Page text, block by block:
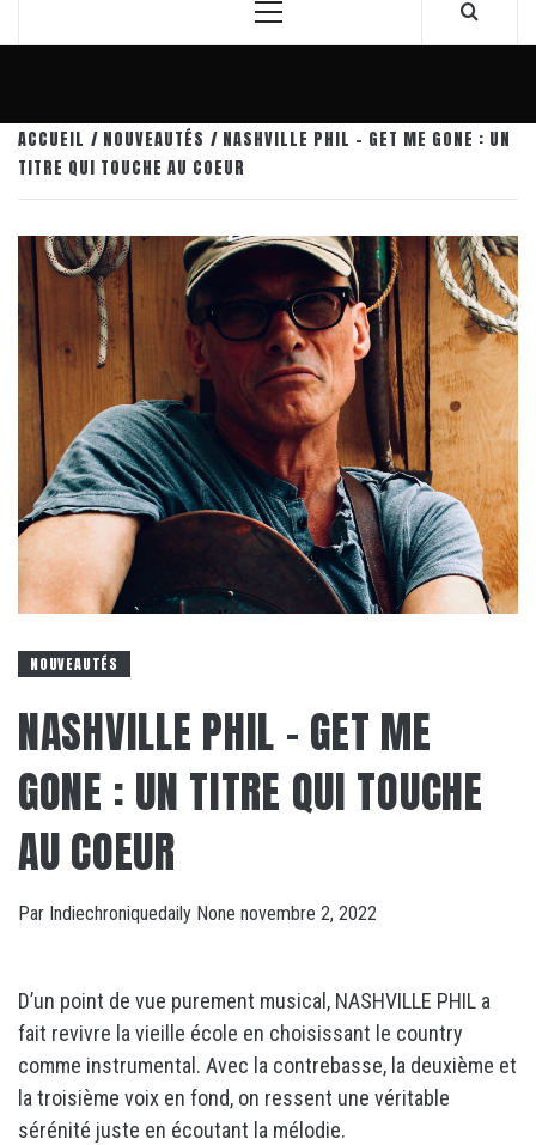
Menu
ACCUEIL NOUVEAUTÉS
NASHVILLE PHIL – GET ME GONE : UN
TITRE QUI TOUCHE AU COEUR
NOUVEAUTÉS
NASHVILLE PHIL – GET ME
GONE : UN TITRE QUI TOUCHE
AU COEUR
Par Indiechroniquedaily None novembre 2, 2022
D’un point de vue purement musical, NASHVILLE PHIL a
fait revivre la vieille école en choisissant le country
comme instrumental. Avec la contrebasse, la deuxième et
la troisième voix en fond, on ressent une véritable
sérénité juste en écoutant la mélodie.